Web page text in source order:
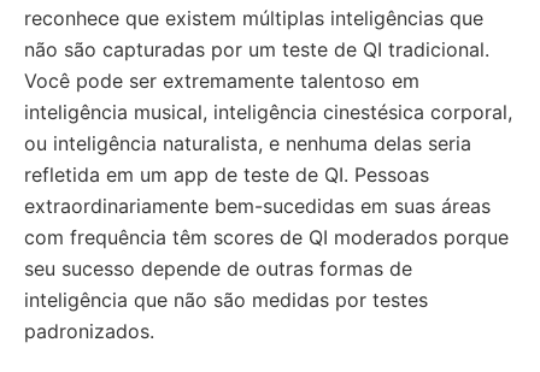
reconhece que existem múltiplas inteligências que
não são capturadas por um teste de QI tradicional.
Você pode ser extremamente talentoso em
inteligência musical, inteligência cinestésica corporal,
ou inteligência naturalista, e nenhuma delas seria
refletida em um app de teste de QI. Pessoas
extraordinariamente bem-sucedidas em suas áreas
com frequência têm scores de QI moderados porque
seu sucesso depende de outras formas de
inteligência que não são medidas por testes
padronizados.